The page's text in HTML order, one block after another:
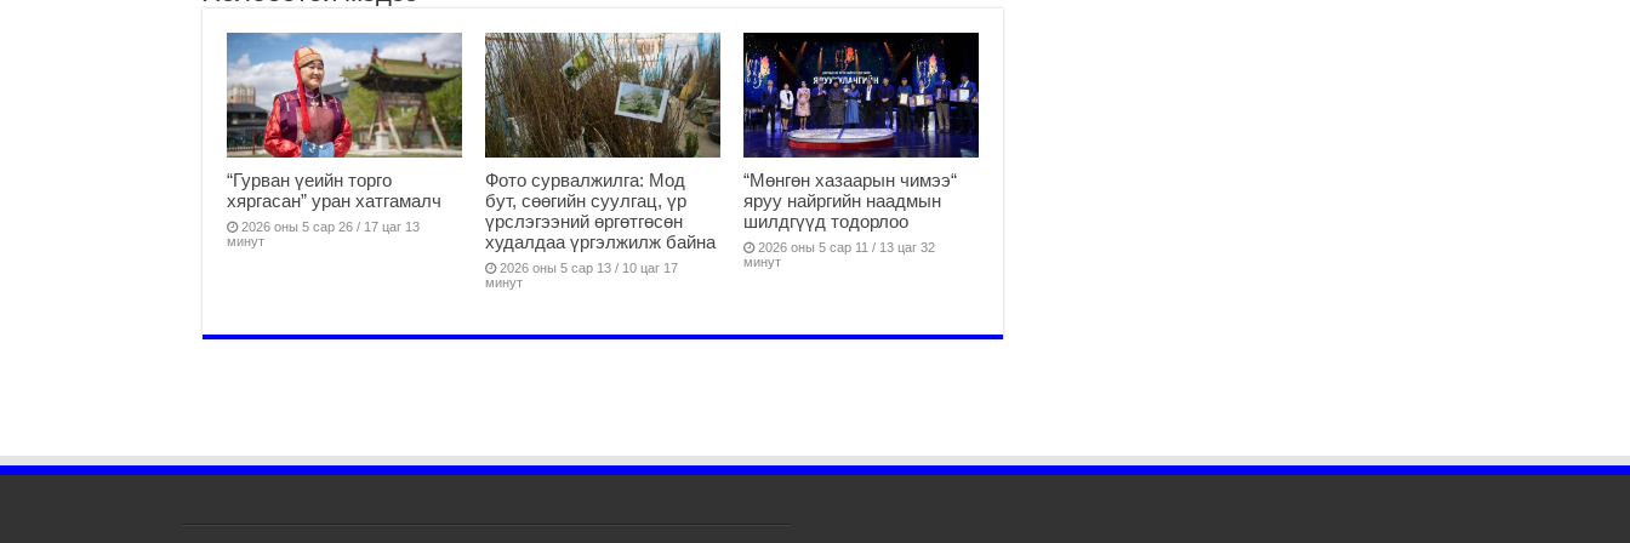
“Гурван үеийн торго
хяргасан” уран хатгамалч
2026 оны 5 сар 26 / 17 цаг 13
минут
Фото сурвалжилга: Мод
бут, сөөгийн суулгац, үр
үрслэгээний өргөтгөсөн
худалдаа үргэлжилж байна
2026 оны 5 сар 13 / 10 цаг 17
минут
“Мөнгөн хазаарын чимээ“
яруу найргийн наадмын
шилдгүүд тодорлоо
2026 оны 5 сар 11 / 13 цаг 32
минут
2026 оны 7 сар 20 / 11 цаг 51 минут